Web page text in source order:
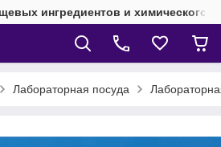
ингредиентов и химического
Лабораторная посуда